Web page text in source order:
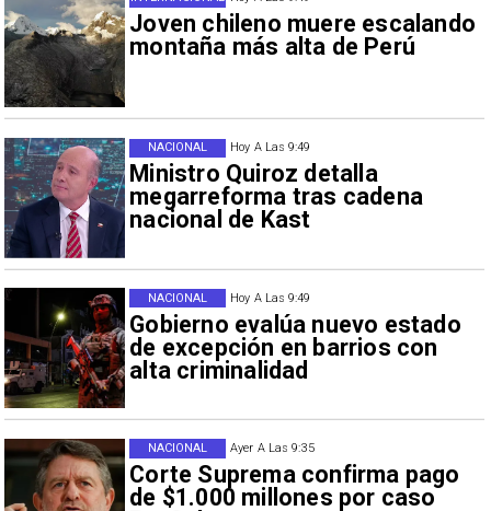
Joven chileno muere escalando
montaña más alta de Perú
Hoy A Las 9:49
Ministro Quiroz detalla
megarreforma tras cadena
nacional de Kast
NACIONAL
Hoy A Las 9:49
Gobierno evalúa nuevo estado
de excepción en barrios con
alta criminalidad
NACIONAL
Ayer A Las 9:35
Corte Suprema confirma pago
de $1.000 millones por caso
NACIONAL